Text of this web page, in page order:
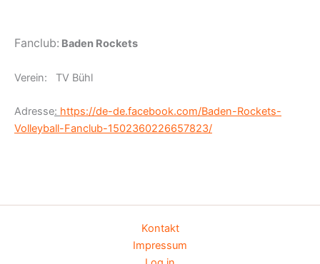
Fanclub: Baden Rockets
Verein: TV Bühl
Adresse: https://de-de.facebook.com/Baden-Rockets-
Volleyball-Fanclub-1502360226657823/
Kontakt
Impressum